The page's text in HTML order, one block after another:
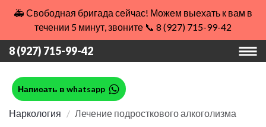
🚑 Свободная бригада сейчас! Можем выехать к вам в
течении 5 минут, звоните 📞 8 (927) 715-99-42
8 (927) 715-99-42
Написать в whatsapp
Наркология Лечение подросткового алкоголизма